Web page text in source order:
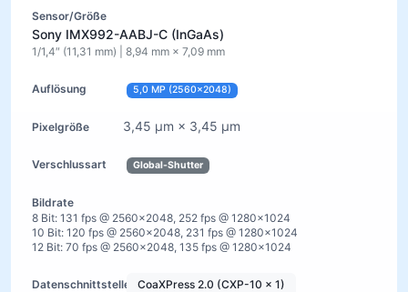
Sony IMX992-AABJ-C (InGaAs)
1/1,4″ (11,31 mm) | 8,94 mm × 7,09 mm
5,0 MP (2560×2048)
3,45 µm × 3,45 µm
Global-Shutter
8 Bit: 131 fps @ 2560×2048, 252 fps @ 1280×1024
10 Bit: 120 fps @ 2560×2048, 231 fps @ 1280×1024
12 Bit: 70 fps @ 2560×2048, 135 fps @ 1280×1024
CoaXPress 2.0 (CXP-10 x 1)